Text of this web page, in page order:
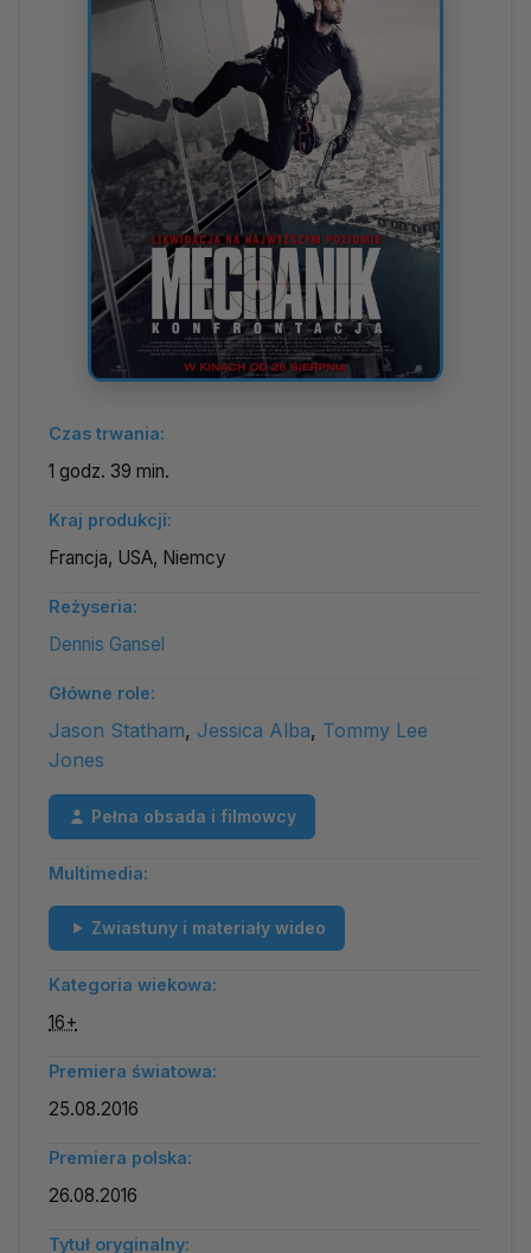
Czas trwania:
1 godz. 39 min.
Kraj produkcji:
Francja, USA, Niemcy
Reżyseria:
Dennis Gansel
Główne role:
Jason Statham, Jessica Alba, Tommy Lee
Jones
Pełna obsada i filmowcy
Multimedia:
Zwiastuny i materiały wideo
Kategoria wiekowa:
16+
Premiera światowa:
25.08.2016
Premiera polska:
26.08.2016
Tytuł oryginalny: